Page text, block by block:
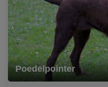
Poedelpointer